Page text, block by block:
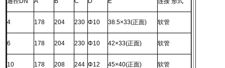
4 178 204 230 Φ10 38.5×33(正面) 软管
6 178 204 230 Φ10 42×33(正面) 软管
10 178 208 244 Φ12 45×40(正面) 软管